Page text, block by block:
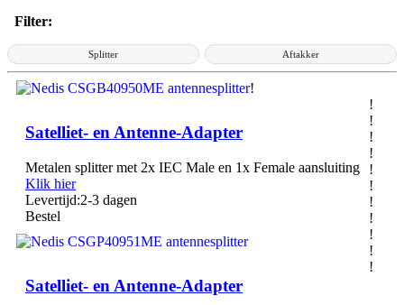
Filter:
Splitter Aftakker
Satelliet- en Antenne-Adapter
Metalen splitter met 2x IEC Male en 1x Female aansluiting
Klik hier
Levertijd:2-3 dagen
Bestel
!
Satelliet- en Antenne-Adapter
!
!
!
!
!
!
!
!
!
!
!